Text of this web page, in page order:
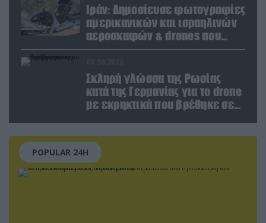
Ιράν: Δημοσίευσε φωτογραφίες
αμερικανικών και ισραηλινών
αεροσκαφών & drones που
καταρρίφθηκαν
Σκληρή γλώσσα της Ρωσίας
κατά της Γερμανίας για το drone
με εκρηκτικά που βρέθηκε σε
POPULAR 24H